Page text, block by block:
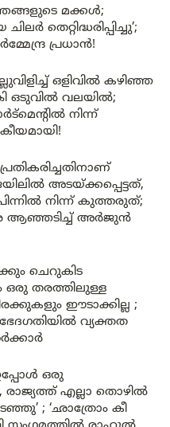
മക്കൾ;
തെറ്റിദ്ധരിപ്പിച്ചു’;
പ്രധാൻ!
ഒളിവിൽ കഴിഞ്ഞ
വലയിൽ;
നിന്ന്
പ്രതികരിച്ചതിനാണ്
അടയ്ക്കപ്പെട്ടത്,
നിന്ന് കുത്തരുത്;
ആഞ്ഞടിച്ച് അർജുൻ
ചെറുകിട
ഒരു തരത്തിലുള്ള
ഈടാക്കില്ല ;
വ്യക്തത
ഒരു
രാജ്യത്ത് എല്ലാ തൊഴിൽ
; ‘ഛാത്രോം കീ